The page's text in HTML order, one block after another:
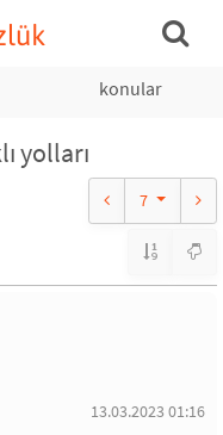
konular
yolları
7
13.03.2023 01:16